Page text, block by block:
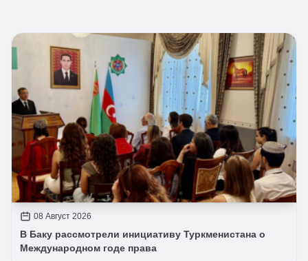
08 Август 2026
В Баку рассмотрели инициативу Туркменистана о
Международном годе права